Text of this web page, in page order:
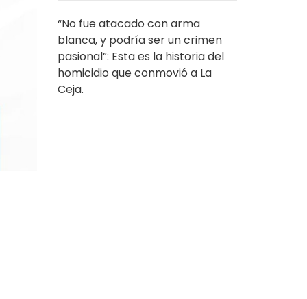
“No fue atacado con arma
blanca, y podría ser un crimen
pasional”: Esta es la historia del
homicidio que conmovió a La
Ceja.